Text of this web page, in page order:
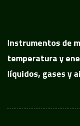
Instrumentos de
temperatura y
líquidos, gases y